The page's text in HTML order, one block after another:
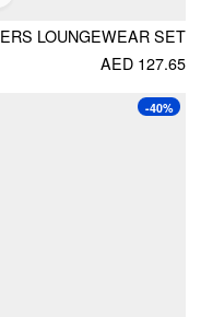
AED 127.65
-40%